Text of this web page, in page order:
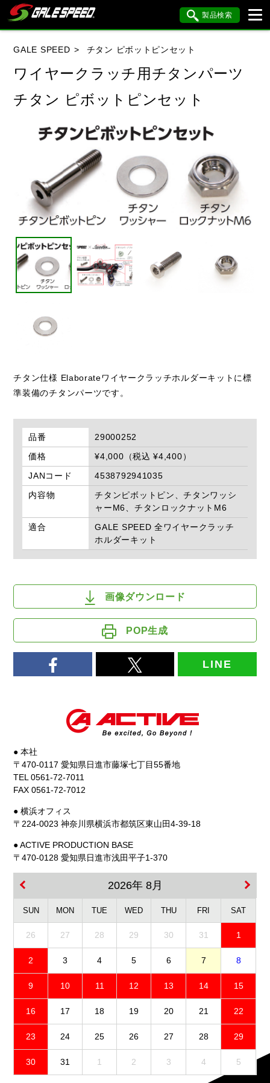
製品検索
HONDA YAMAHA SUZUKI
KAWASAKI BMW DUCATI
HARLEY DAVIDSON KTM MV AGUSTA
閉じる
GALE SPEED チタン ピボットピンセット
ワイヤークラッチ用チタンパーツ
チタン ピボットピンセット
チタン仕様 Elaborateワイヤークラッチホルダーキットに標
準装備のチタンパーツです。
品番
29000252
価格
¥4,000（税込 ¥4,400）
JANコード
4538792941035
内容物
チタンピボットピン、チタンワッシ
ャーM6、チタンロックナットM6
適合
GALE SPEED 全ワイヤークラッチ
ホルダーキット
画像ダウンロード
POP生成
LINE
● 本社
〒470-0117 愛知県日進市藤塚七丁目55番地
TEL 0561-72-7011
FAX 0561-72-7012
● 横浜オフィス
〒224-0023 神奈川県横浜市都筑区東山田4-39-18
● ACTIVE PRODUCTION BASE
〒470-0128 愛知県日進市浅田平子1-370
2026年 8月
SUN MON TUE WED THU FRI SAT
26 27 28 29 30 31 1
2 3 4 5 6 7 8
9 10 11 12 13 14 15
16 17 18 19 20 21 22
23 24 25 26 27 28 29
30 31 1 2 3 4 5